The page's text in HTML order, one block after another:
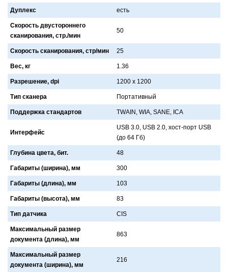
Дуплекс есть
Скорость двустороннего
сканирования, стр./мин
50
Скорость сканирования, стр/мин 25
Вес, кг 1.36
Разрешение, dpi 1200 x 1200
Тип сканера Портaтивный
Поддержка стандартов TWAIN, WIA, SANE, ICA
Интерфейс
USB 3.0, USB 2.0, хост-порт USB
(до 64 Гб)
Глубина цвета, бит. 48
Габариты (ширина), мм 300
Габариты (длина), мм 103
Габариты (высота), мм 83
Тип датчика CIS
Максимальный размер
документа (длина), мм
863
Максимальный размер
документа (ширина), мм
216